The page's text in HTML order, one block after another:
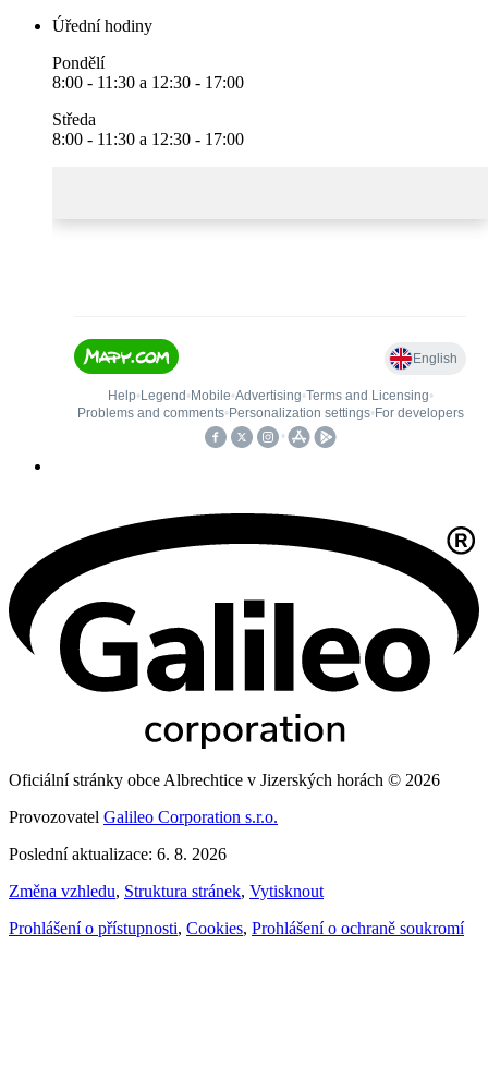
Úřední hodiny
Pondělí
8:00 - 11:30 a 12:30 - 17:00
Středa
8:00 - 11:30 a 12:30 - 17:00
Oficiální stránky obce Albrechtice v Jizerských horách © 2026
Provozovatel Galileo Corporation s.r.o.
Poslední aktualizace: 6. 8. 2026
Změna vzhledu, Struktura stránek, Vytisknout
Prohlášení o přístupnosti, Cookies, Prohlášení o ochraně soukromí